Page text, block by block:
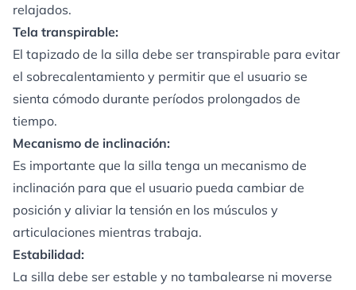
relajados.
Tela transpirable:
El tapizado de la silla debe ser transpirable para evitar
el sobrecalentamiento y permitir que el usuario se
sienta cómodo durante períodos prolongados de
tiempo.
Mecanismo de inclinación:
Es importante que la silla tenga un mecanismo de
inclinación para que el usuario pueda cambiar de
posición y aliviar la tensión en los músculos y
articulaciones mientras trabaja.
Estabilidad:
La silla debe ser estable y no tambalearse ni moverse